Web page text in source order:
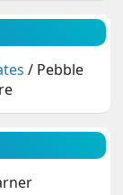
/ Pebble